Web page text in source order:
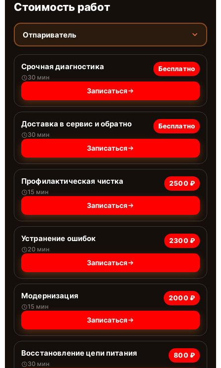
Стоимость работ
Отпариватель
Срочная диагностика
30 мин
Бесплатно
Записаться
Доставка в сервис и обратно
30 мин
Бесплатно
Записаться
Профилактическая чистка
15 мин
2500 ₽
Записаться
Устранение ошибок
20 мин
2300 ₽
Записаться
Модернизация
15 мин
2000 ₽
Записаться
Восстановление цепи питания
30 мин
800 ₽